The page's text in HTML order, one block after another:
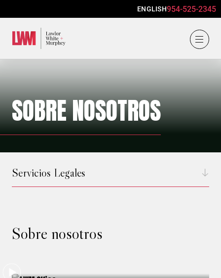
ENGLISH954-525-2345
SOBRE NOSOTROS
Sobre nosotros
Servicios Legales